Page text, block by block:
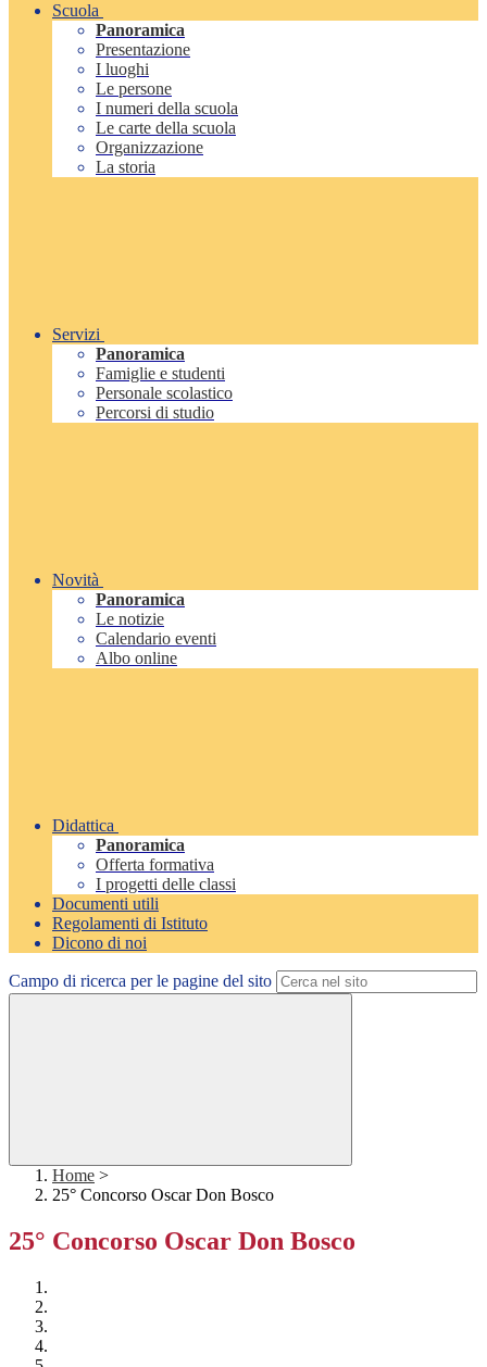
Scuola
Panoramica
Presentazione
I luoghi
Le persone
I numeri della scuola
Le carte della scuola
Organizzazione
La storia
Servizi
Panoramica
Famiglie e studenti
Personale scolastico
Percorsi di studio
Novità
Panoramica
Le notizie
Calendario eventi
Albo online
Didattica
Panoramica
Offerta formativa
I progetti delle classi
Documenti utili
Regolamenti di Istituto
Dicono di noi
Campo di ricerca per le pagine del sito
Home >
25° Concorso Oscar Don Bosco
25° Concorso Oscar Don Bosco